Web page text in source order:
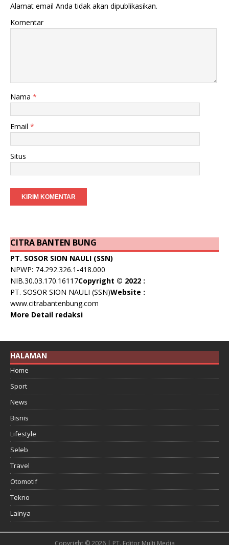
Alamat email Anda tidak akan dipublikasikan.
Komentar
Nama *
Email *
Situs
CITRA BANTEN BUNG
PT. SOSOR SION NAULI (SSN)
NPWP: 74.292.326.1-418.000
NIB.30.03.170.16117Copyright © 2022 :
PT. SOSOR SION NAULI (SSN)Website :
www.citrabantenbung.com
More Detail redaksi
HALAMAN
Home
Sport
News
Bisnis
Lifestyle
Seleb
Travel
Otomotif
Tekno
Lainya